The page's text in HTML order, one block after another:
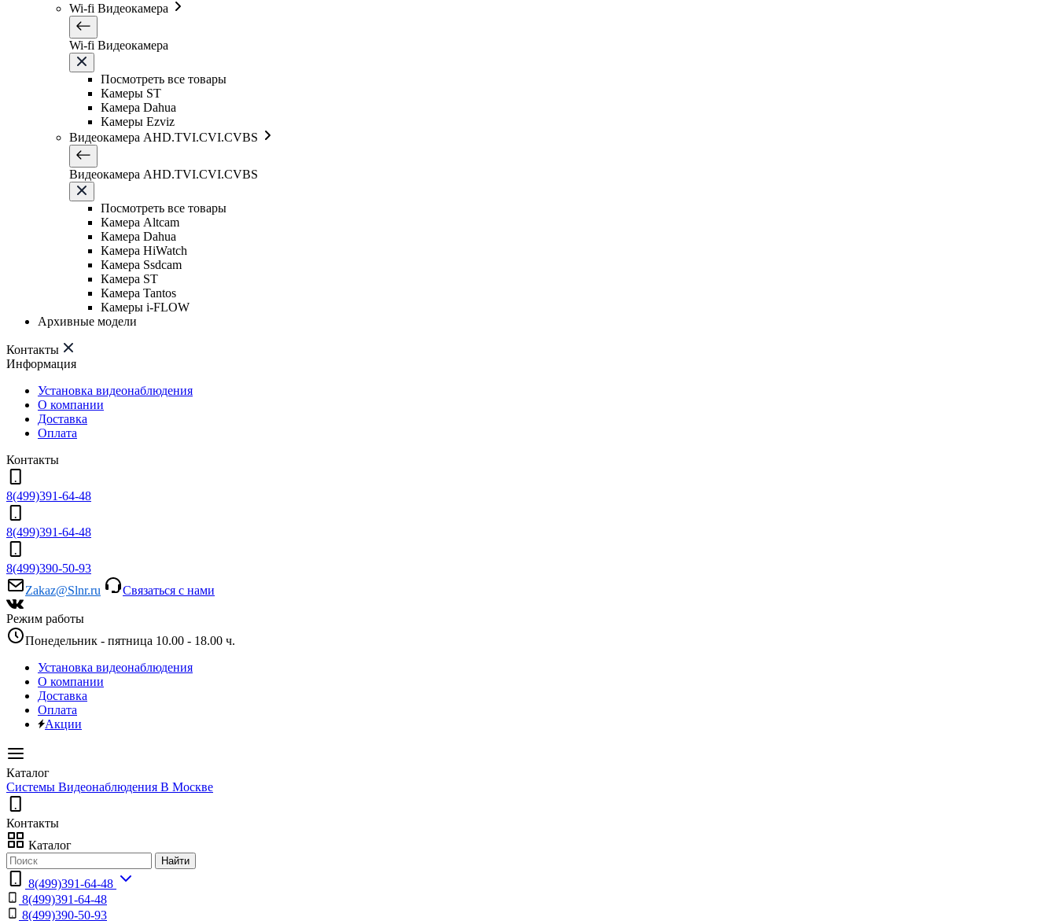
Wi-fi Видеокамера
Wi-fi Видеокамера
Посмотреть все товары
Камеры ST
Камера Dahua
Камеры Ezviz
Видеокамера AHD.TVI.CVI.CVBS
Видеокамера AHD.TVI.CVI.CVBS
Посмотреть все товары
Камера Altcam
Камера Dahua
Камера HiWatch
Камера Ssdcam
Камера ST
Камера Tantos
Камеры i-FLOW
Архивные модели
Контакты
Информация
Установка видеонаблюдения
О компании
Доставка
Оплата
Контакты
8(499)391-64-48
8(499)391-64-48
8(499)390-50-93
Zakaz@Slnr.ru
Связаться с нами
Режим работы
Понедельник - пятница 10.00 - 18.00 ч.
Установка видеонаблюдения
О компании
Доставка
Оплата
Акции
Каталог
Системы Видеонаблюдения В Москве
Контакты
Каталог
Найти
8(499)391-64-48
8(499)391-64-48
8(499)390-50-93